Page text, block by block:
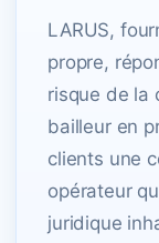
LARUS,
propre,
risque de la
bailleur en
clients une
opérateur
juridique